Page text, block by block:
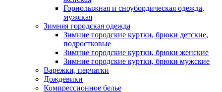
Горнолыжная и сноубордическая одежда,
мужская
Зимняя городская одежда
Зимние городские куртки, брюки детские,
подростковые
Зимние городские куртки, брюки женские
Зимние городские куртки, брюки мужские
Варежки, перчатки
Дождевики
Компрессионное белье